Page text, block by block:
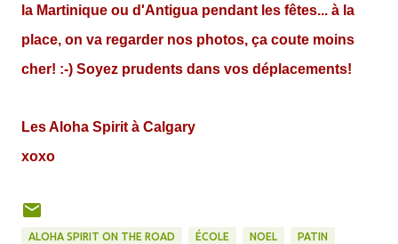
la Martinique ou d'Antigua pendant les fêtes... à la
place, on va regarder nos photos, ça coute moins
cher! :-) Soyez prudents dans vos déplacements!
Les Aloha Spirit à Calgary
xoxo
ALOHA SPIRIT ON THE ROAD ÉCOLE NOEL PATIN